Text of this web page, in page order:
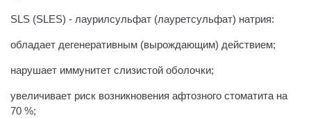
SLS (SLES) - лаурилсульфат (лауретсульфат) натрия:
обладает дегенеративным (вырождающим) действием;
нарушает иммунитет слизистой оболочки;
увеличивает риск возникновения афтозного стоматита на
70 %;